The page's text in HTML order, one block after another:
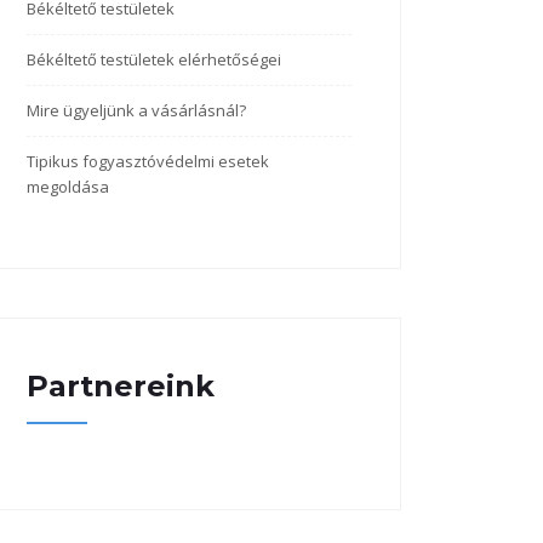
Békéltető testületek
Békéltető testületek elérhetőségei
Mire ügyeljünk a vásárlásnál?
Tipikus fogyasztóvédelmi esetek
megoldása
Partnereink